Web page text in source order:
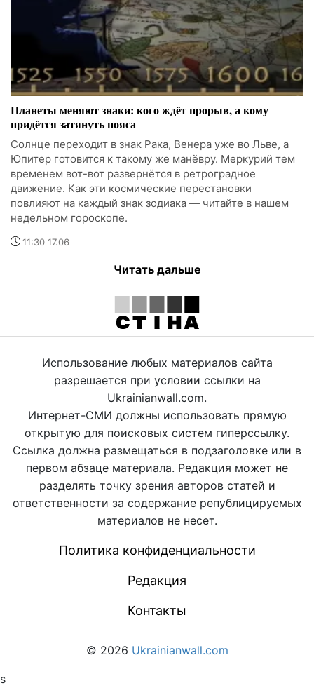
Планеты меняют знаки: кого ждёт прорыв, а кому
придётся затянуть пояса
Солнце переходит в знак Рака, Венера уже во Льве, а
Юпитер готовится к такому же манёвру. Меркурий тем
временем вот-вот развернётся в ретроградное
движение. Как эти космические перестановки
повлияют на каждый знак зодиака — читайте в нашем
недельном гороскопе.
11:30 17.06
Читать дальше
Использование любых материалов сайта
разрешается при условии ссылки на
Ukrainianwall.com.
Интернет-СМИ должны использовать прямую
открытую для поисковых систем гиперссылку.
Ссылка должна размещаться в подзаголовке или в
первом абзаце материала. Редакция может не
разделять точку зрения авторов статей и
ответственности за содержание републицируемых
материалов не несет.
Политика конфиденциальности
Редакция
Контакты
© 2026 Ukrainianwall.com
s